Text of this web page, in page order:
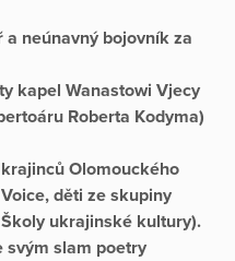
a neúnavný bojovník za
kapel Wanastowi Vjecy
Roberta Kodyma)
Olomouckého
děti ze skupiny
ukrajinské kultury).
svým slam poetry